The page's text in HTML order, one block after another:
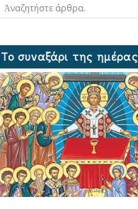
Το συναξάρι της ημέρας